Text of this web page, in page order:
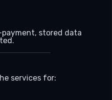
stored data
services for: